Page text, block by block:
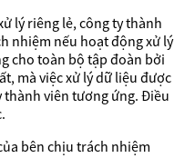
lý riêng lẻ, công ty thành
nhiệm nếu hoạt động xử lý
cho toàn bộ tập đoàn bởi
mà việc xử lý dữ liệu được
viên tương ứng. Điều
bên chịu trách nhiệm